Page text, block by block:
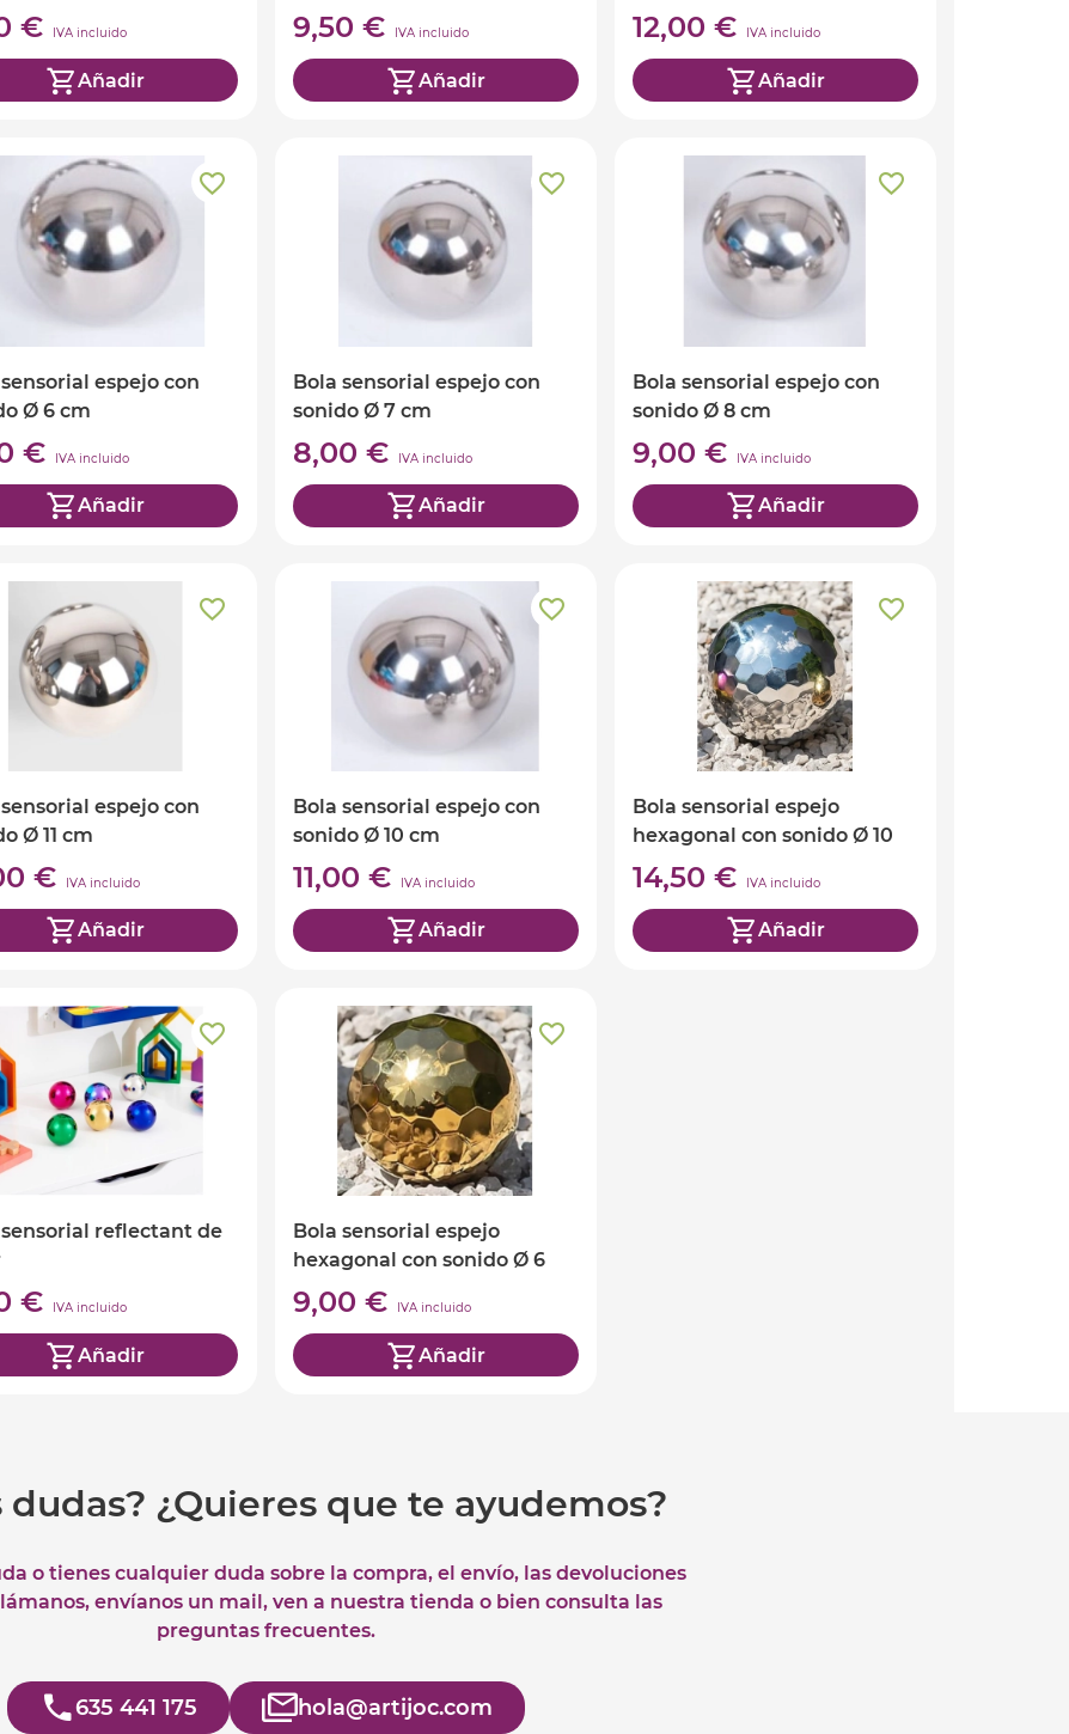
€ IVA incluido
Añadir
9,50 € IVA incluido
Añadir
12,00 € IVA incluido
Añadir
espejo con
Ø 6 cm
€ IVA incluido
Añadir
Bola sensorial espejo con
sonido Ø 7 cm
8,00 € IVA incluido
Añadir
Bola sensorial espejo con
sonido Ø 8 cm
9,00 € IVA incluido
Añadir
espejo con
Ø 11 cm
€ IVA incluido
Añadir
Bola sensorial espejo con
sonido Ø 10 cm
11,00 € IVA incluido
Añadir
Bola sensorial espejo
hexagonal con sonido Ø 10
cm
14,50 € IVA incluido
Añadir
sensorial reflectant de
€ IVA incluido
Añadir
Bola sensorial espejo
hexagonal con sonido Ø 6
cm
9,00 € IVA incluido
Añadir
dudas? ¿Quieres que te ayudemos?
o tienes cualquier duda sobre la compra, el envío, las devoluciones
envíanos un mail, ven a nuestra tienda o bien consulta las
preguntas frecuentes.
635 441 175 hola@artijoc.com